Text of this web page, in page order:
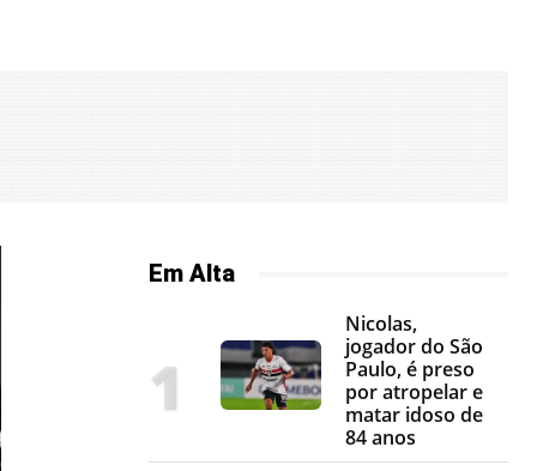
Em Alta
Nicolas,
jogador do São
Paulo, é preso
por atropelar e
matar idoso de
84 anos